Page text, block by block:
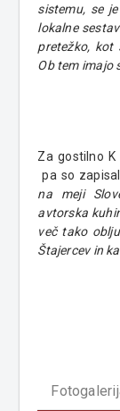
sistemu, se
lokalne
pretežko, kot
Ob tem imajo
Za gostilno
pa so
na meji
avtorska
več tako
Štajercev in